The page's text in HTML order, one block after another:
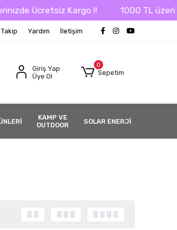
Ücretsiz Kargo !! 1000 TL üzeri
Yardım İletişim
Giriş Yap
Üye Ol
0
Sepetim
KAMP VE
OUTDOOR
SOLAR ENERJİ